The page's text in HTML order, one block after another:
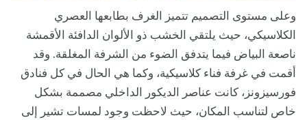
وعلى مستوى التصميم تتميز الغرف بطابعها العصري
الكلاسيكي، حيث يلتقي الخشب ذو الألوان الدافئة الأقمشة
ناصعة البياض فيما يتدفق الضوء من الشرفة المغلقة. وقد
أقمت في غرفة فناء كلاسيكية، وكما هي الحال في كل فنادق
فورسيزونز، كانت عناصر الديكور الداخلي مصممة بشكل
خاص لتناسب المكان، حيث لاحظت وجود لمسات تشير إلى